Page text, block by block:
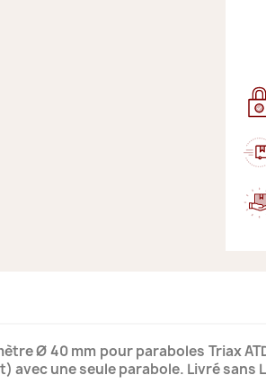
Ø 40 mm pour paraboles Triax
avec une seule parabole. Livré sans